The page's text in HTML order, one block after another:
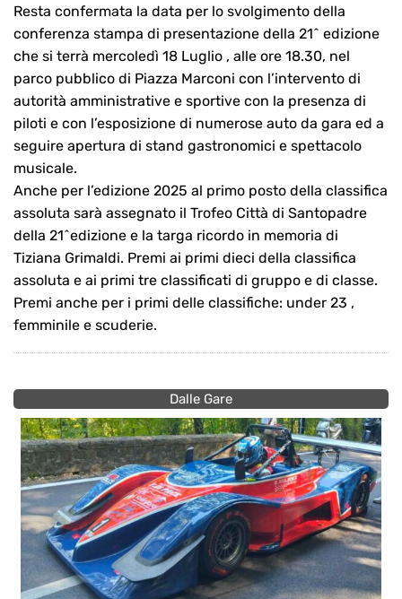
Resta confermata la data per lo svolgimento della
conferenza stampa di presentazione della 21^ edizione
che si terrà mercoledì 18 Luglio , alle ore 18.30, nel
parco pubblico di Piazza Marconi con l’intervento di
autorità amministrative e sportive con la presenza di
piloti e con l’esposizione di numerose auto da gara ed a
seguire apertura di stand gastronomici e spettacolo
musicale.
Anche per l’edizione 2025 al primo posto della classifica
assoluta sarà assegnato il Trofeo Città di Santopadre
della 21^edizione e la targa ricordo in memoria di
Tiziana Grimaldi. Premi ai primi dieci della classifica
assoluta e ai primi tre classificati di gruppo e di classe.
Premi anche per i primi delle classifiche: under 23 ,
femminile e scuderie.
Dalle Gare